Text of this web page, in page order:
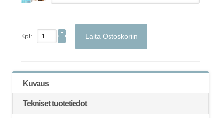
Kpl: Laita Ostoskoriin
Kuvaus
Tekniset tuotetiedot